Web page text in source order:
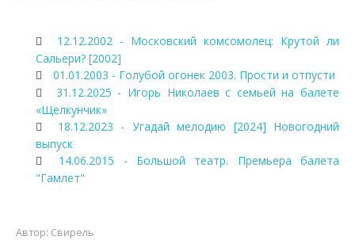
12.12.2002 - Московский комсомолец: Крутой ли
Сальери? [2002]
01.01.2003 - Голубой огонек 2003. Прости и отпусти
31.12.2025 - Игорь Николаев с семьей на балете
«Щелкунчик»
18.12.2023 - Угадай мелодию [2024] Новогодний
выпуск
14.06.2015 - Большой театр. Премьера балета
"Гамлет"
Автор: Свирель